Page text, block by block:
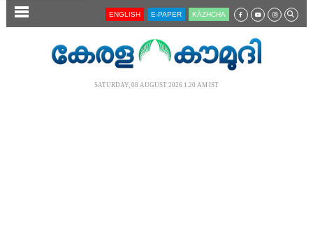
SECTIONS ENGLISH E-PAPER KĀZHCHA
SATURDAY, 08 AUGUST 2026 1.20 AM IST